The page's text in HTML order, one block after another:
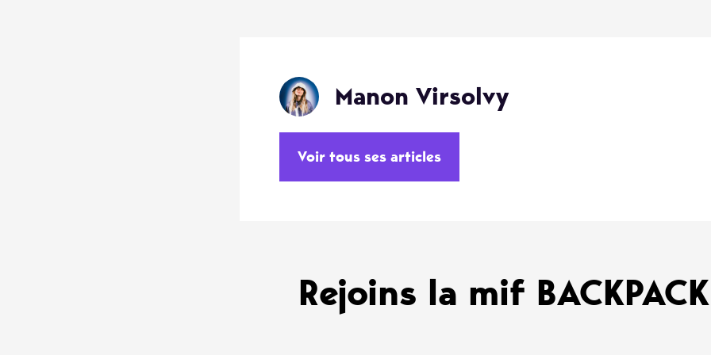
Manon Virsolvy
Voir tous ses articles
Rejoins la mif